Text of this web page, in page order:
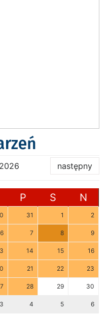
następny
P S N
31 1 2
6 7 8 9
14 15 16
21 22 23
28 29 30
3 4 5 6